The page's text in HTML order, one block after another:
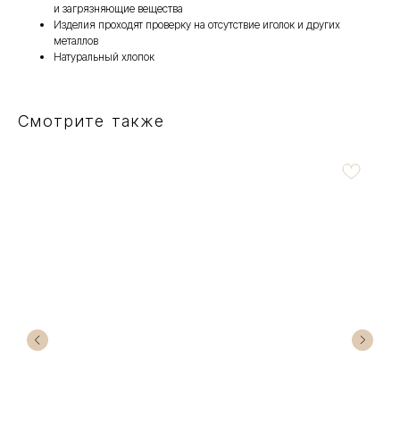
и загрязняющие вещества
Изделия проходят проверку на отсутствие иголок и других
металлов
Натуральный хлопок
Смотрите также